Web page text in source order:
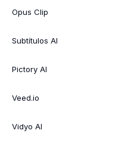
Opus Clip
Subtítulos AI
Pictory AI
Veed.io
Vidyo AI